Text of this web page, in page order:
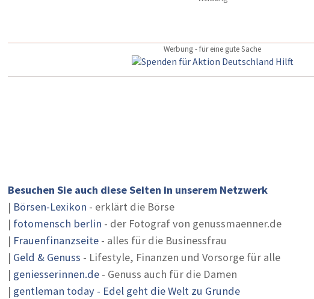
Werbung - für eine gute Sache
Besuchen Sie auch diese Seiten in unserem Netzwerk
| Börsen-Lexikon - erklärt die Börse
| fotomensch berlin - der Fotograf von genussmaenner.de
| Frauenfinanzseite - alles für die Businessfrau
| Geld & Genuss - Lifestyle, Finanzen und Vorsorge für alle
| geniesserinnen.de - Genuss auch für die Damen
| gentleman today - Edel geht die Welt zu Grunde